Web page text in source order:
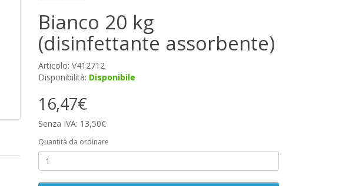
Bianco 20 kg
(disinfettante assorbente)
Articolo: V412712
Disponibilità: Disponibile
16,47€
Senza IVA: 13,50€
Quantità da ordinare